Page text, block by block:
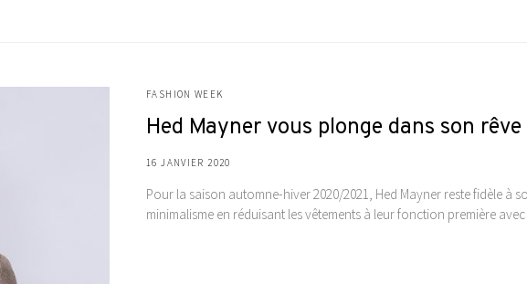
FASHION WEEK
Hed Mayner vous plonge dans son rêve
16 JANVIER 2020
Pour la saison automne-hiver 2020/2021, Hed Mayner reste fidèle à
minimalisme en réduisant les vêtements à leur fonction première